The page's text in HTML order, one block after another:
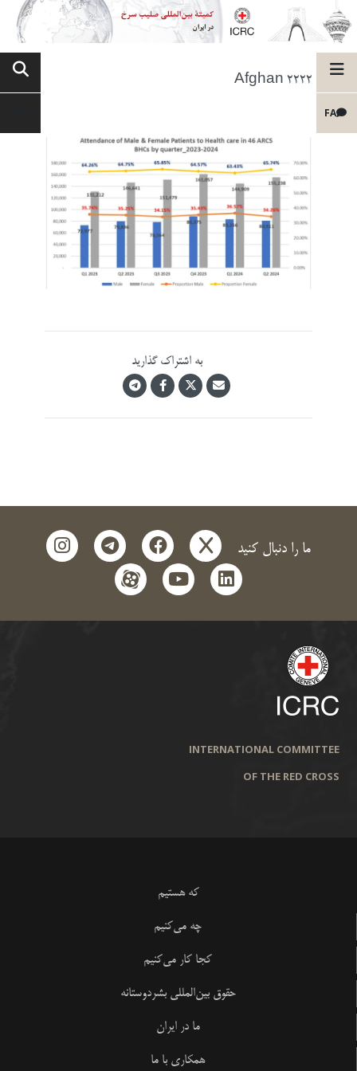
FA
Afghan 2222
به اشتراک گذارید
ما را دنبال کنید x
facebook
telegram
instagram
linkedin
youtube
aparat
INTERNATIONAL COMMITTEE
OF THE RED CROSS
که هستیم
چه می‌کنیم
کجا کار می‌کنیم
حقوق بین‌المللی بشردوستانه
ما در ایران
همکاری با ما